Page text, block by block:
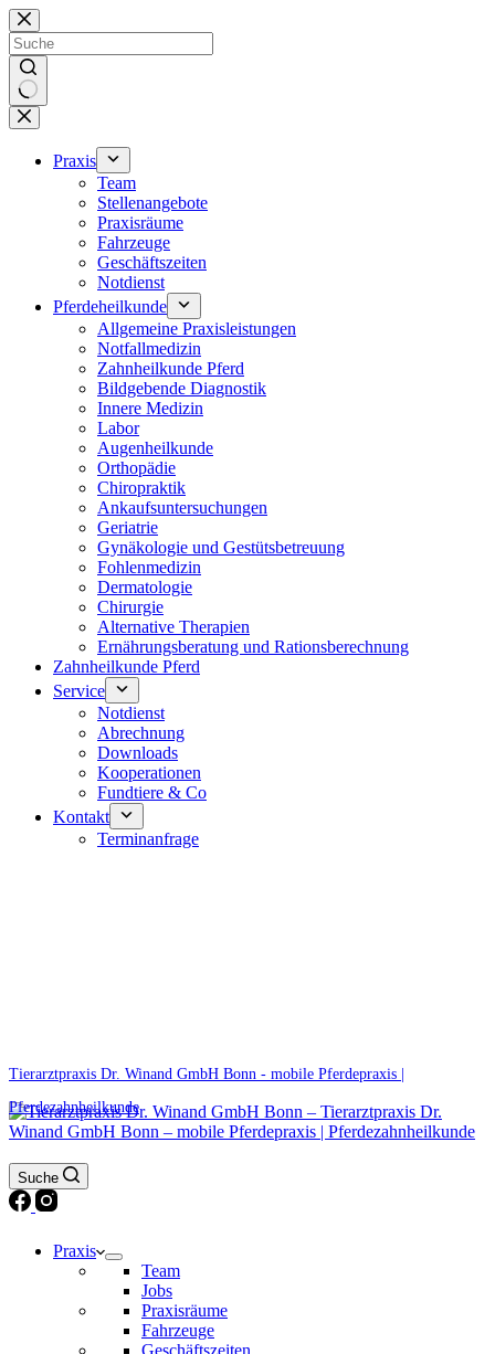
Zum
Inhalt
springen
Keine
Ergebnisse
Praxis
Team
Stellenangebote
Praxisräume
Fahrzeuge
Geschäftszeiten
Notdienst
Pferdeheilkunde
Allgemeine Praxisleistungen
Notfallmedizin
Zahnheilkunde Pferd
Bildgebende Diagnostik
Innere Medizin
Labor
Augenheilkunde
Orthopädie
Chiropraktik
Ankaufsuntersuchungen
Geriatrie
Gynäkologie und Gestütsbetreuung
Fohlenmedizin
Dermatologie
Chirurgie
Alternative Therapien
Ernährungsberatung und Rationsberechnung
Zahnheilkunde Pferd
Service
Notdienst
Abrechnung
Downloads
Kooperationen
Fundtiere & Co
Kontakt
Terminanfrage
Tierarztpraxis Dr. Winand GmbH Bonn - mobile Pferdepraxis |
Pferdezahnheilkunde
Suche
Praxis
Team
Jobs
Praxisräume
Fahrzeuge
Geschäftszeiten